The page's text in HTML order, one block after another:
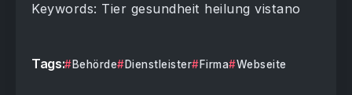
Keywords: Tier gesundheit heilung vistano
Tags: Behörde Dienstleister Firma Webseite